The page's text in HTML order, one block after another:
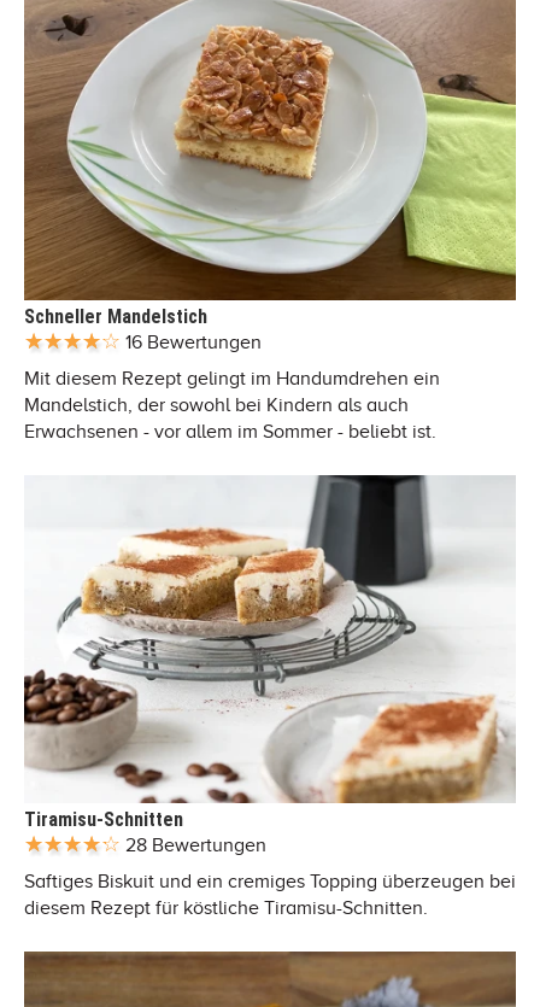
Schneller Mandelstich
16 Bewertungen
Mit diesem Rezept gelingt im Handumdrehen ein
Mandelstich, der sowohl bei Kindern als auch
Erwachsenen - vor allem im Sommer - beliebt ist.
Tiramisu-Schnitten
28 Bewertungen
Saftiges Biskuit und ein cremiges Topping überzeugen bei
diesem Rezept für köstliche Tiramisu-Schnitten.